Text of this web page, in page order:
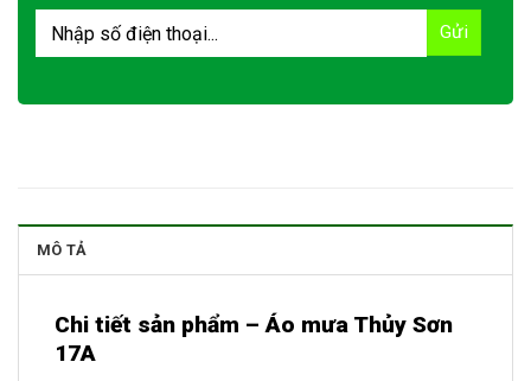
MÔ TẢ
Chi tiết sản phẩm – Áo mưa Thủy Sơn
17A